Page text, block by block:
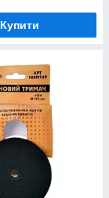
Купити